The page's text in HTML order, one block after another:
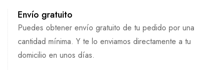
Envío gratuito
Puedes obtener envío gratuito de tu pedido por una
cantidad mínima. Y te lo enviamos directamente a tu
domicilio en unos días.